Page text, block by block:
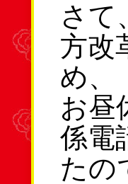
さて
方改
め、
お昼
係電
たの